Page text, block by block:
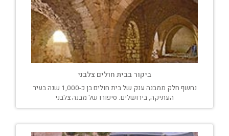
ביקור בבית חולים צלבני
נחשף חלק ממבנה ענק של בית חולים בן כ-1,000 שנה בעיר
העתיקה, בירושלים. סיפורו של מבנה צלבני